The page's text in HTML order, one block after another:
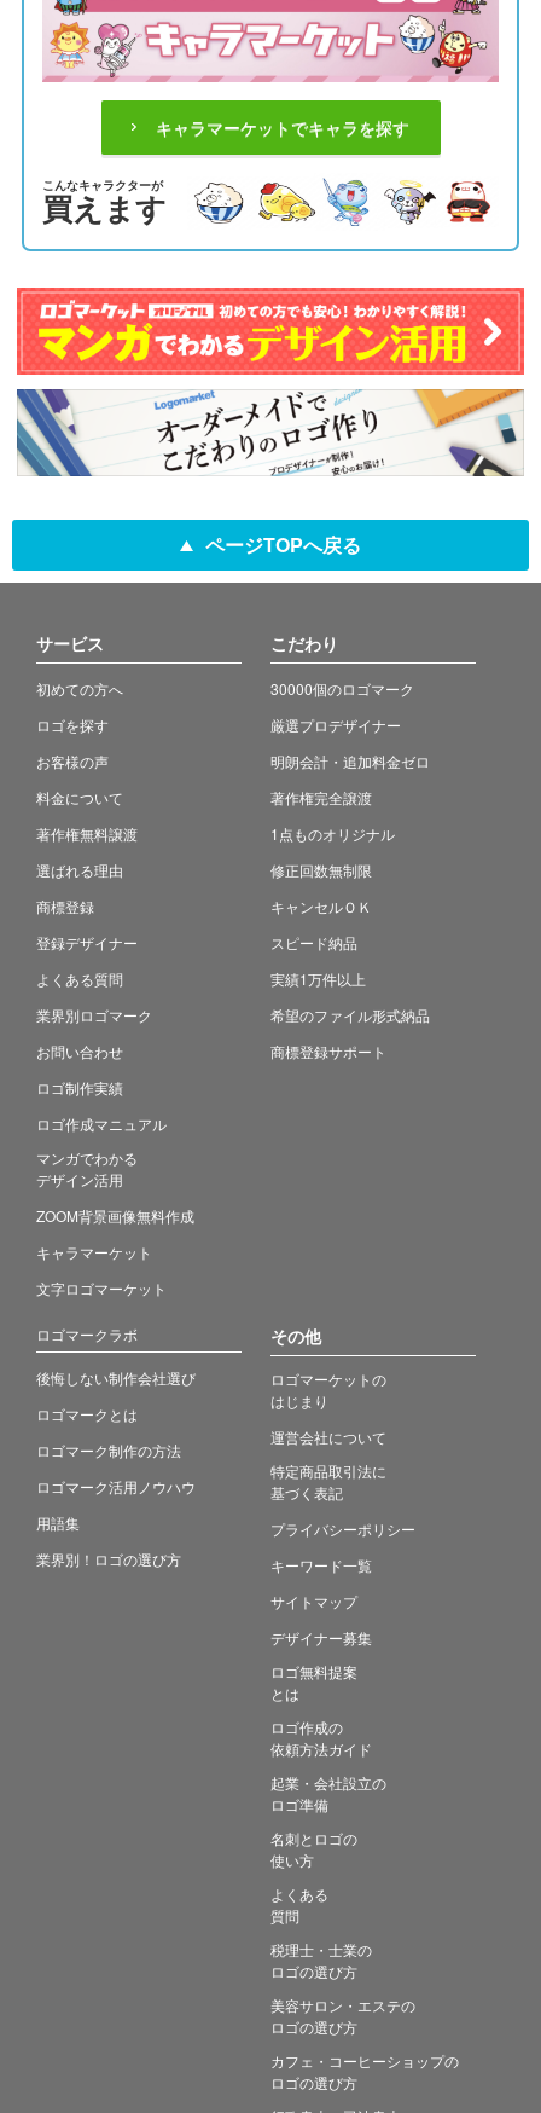
キャラマーケットでキャラを探す
こんなキャラクターが
買えます
ページTOPへ戻る
サービス
初めての方へ
ロゴを探す
お客様の声
料金について
著作権無料譲渡
選ばれる理由
商標登録
登録デザイナー
よくある質問
業界別ロゴマーク
お問い合わせ
ロゴ制作実績
ロゴ作成マニュアル
マンガでわかる
デザイン活用
ZOOM背景画像無料作成
キャラマーケット
文字ロゴマーケット
こだわり
30000個のロゴマーク
厳選プロデザイナー
明朗会計・追加料金ゼロ
著作権完全譲渡
1点ものオリジナル
修正回数無制限
キャンセルＯＫ
スピード納品
実績1万件以上
希望のファイル形式納品
商標登録サポート
ロゴマークラボ
後悔しない制作会社選び
ロゴマークとは
ロゴマーク制作の方法
ロゴマーク活用ノウハウ
用語集
業界別！ロゴの選び方
その他
ロゴマーケットの
はじまり
運営会社について
特定商品取引法に
基づく表記
プライバシーポリシー
キーワード一覧
サイトマップ
デザイナー募集
ロゴ無料提案
とは
ロゴ作成の
依頼方法ガイド
起業・会社設立の
ロゴ準備
名刺とロゴの
使い方
よくある
質問
税理士・士業の
ロゴの選び方
美容サロン・エステの
ロゴの選び方
カフェ・コーヒーショップの
ロゴの選び方